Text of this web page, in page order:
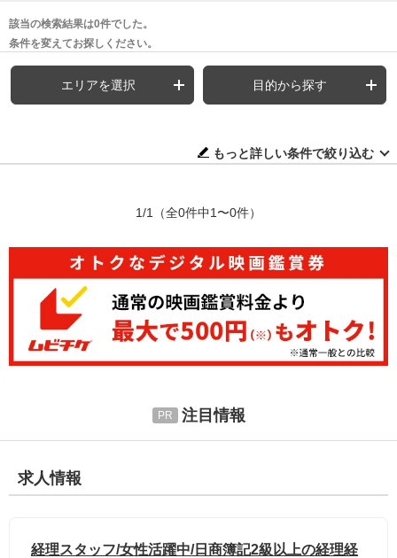
該当の検索結果は0件でした。
条件を変えてお探しください。
エリアを選択 目的から探す
もっと詳しい条件で絞り込む
1/1 （全0件中1〜0件）
注目情報
求人情報
経理スタッフ/女性活躍中/日商簿記2級以上の経理経